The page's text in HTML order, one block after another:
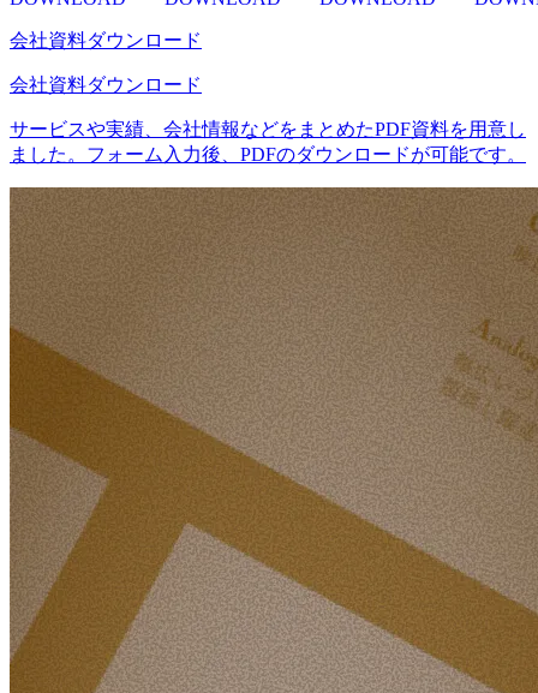
会社資料ダウンロード
会社資料ダウンロード
サービスや実績、会社情報などをまとめたPDF資料を用意し
ました。フォーム入力後、PDFのダウンロードが可能です。